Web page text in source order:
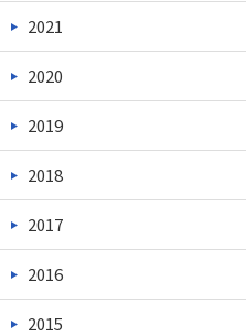
2021
2020
2019
2018
2017
2016
2015